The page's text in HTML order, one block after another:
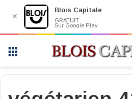
✕
Blois Capitale
GRATUIT
Sur Google Play